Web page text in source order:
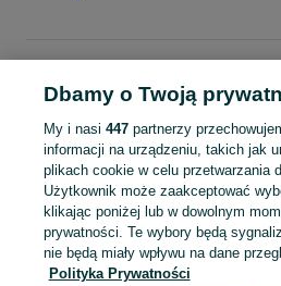
Wielkopolski
KATEGORIA
Mapa kategorii
Dbamy o Twoją
My i nasi 447partnerzy
informacji na urządzeniu, takich jak
plikach cookie w celu przetwarzania
Użytkownik może zaakceptować
klikając poniżej lub w dowolnym
prywatności. Te wybory będą
nie będą miały wpływu na dane
Polityka Prywatności